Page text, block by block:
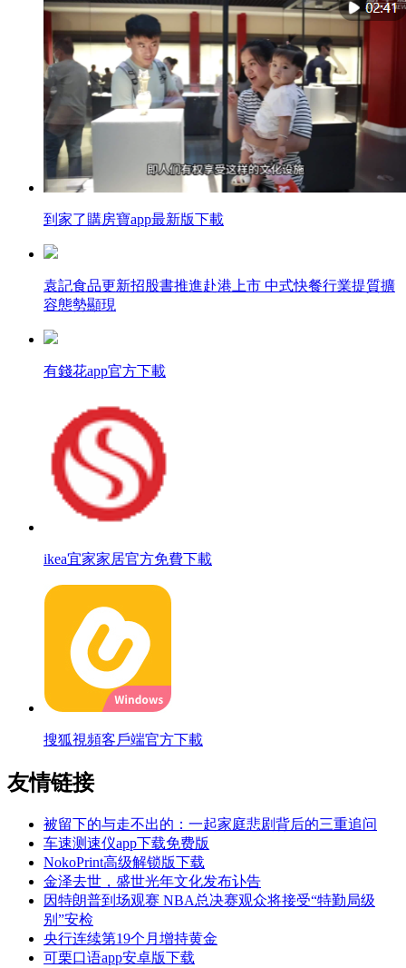
到家了購房寶app最新版下載
袁記食品更新招股書推進赴港上市 中式快餐行業提質擴
容態勢顯現
有錢花app官方下載
ikea宜家家居官方免費下載
搜狐視頻客戶端官方下載
友情链接
被留下的与走不出的：一起家庭悲剧背后的三重追问
车速测速仪app下载免费版
NokoPrint高级解锁版下载
金泽去世，盛世光年文化发布讣告
因特朗普到场观赛 NBA总决赛观众将接受“特勤局级
别”安检
央行连续第19个月增持黄金
可栗口语app安卓版下载